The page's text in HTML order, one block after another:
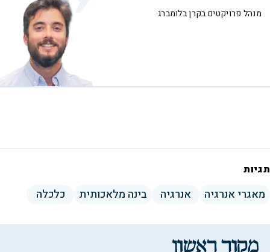
מנהל פרויקטים בקרן בלומברג
תגיות
מאגרי אנרגיה אנרגיה בינה מלאכותית כלכלה